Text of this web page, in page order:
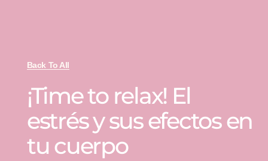
Back To All
¡Time to relax! El
estrés y sus efectos en
tu cuerpo